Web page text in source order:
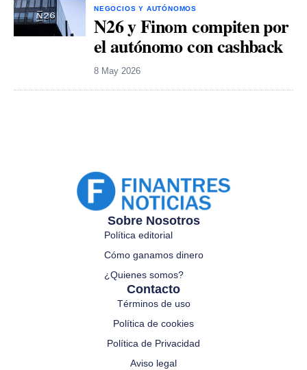
NEGOCIOS Y AUTÓNOMOS
N26 y Finom compiten por
el autónomo con cashback
8 May 2026
Sobre Nosotros
Política editorial
Cómo ganamos dinero
¿Quienes somos?
Contacto
Términos de uso
Política de cookies
Política de Privacidad
Aviso legal